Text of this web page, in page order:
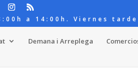
8:00h a 14:00h. Viernes
Demana i Arreplega